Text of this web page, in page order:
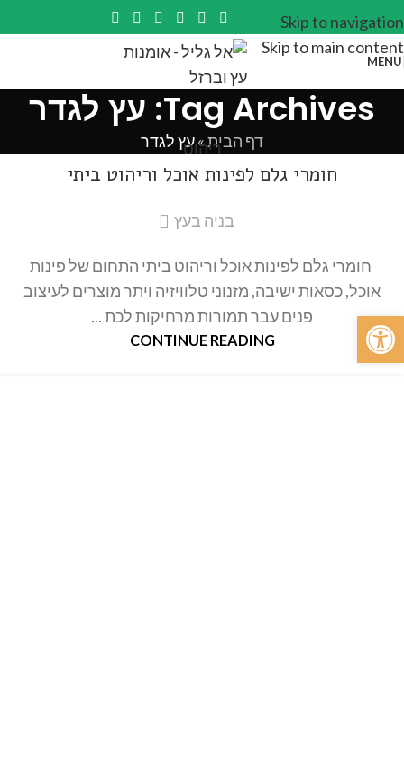
פתח סרגל נגישות
Skip to navigation
Skip to main content
MENU
Tag Archives: עץ לגדר
דף הבית»עץ לגדרריהוט
חומרי גלם לפינות אוכל וריהוט ביתי
בניה בעץ
חומרי גלם לפינות אוכל וריהוט ביתי התחום של פינות
אוכל, כסאות ישיבה, מזנוני טלוויזיה ויתר מוצרים לעיצוב
פנים עבר תמורות מרחיקות לכת ...
CONTINUE READING